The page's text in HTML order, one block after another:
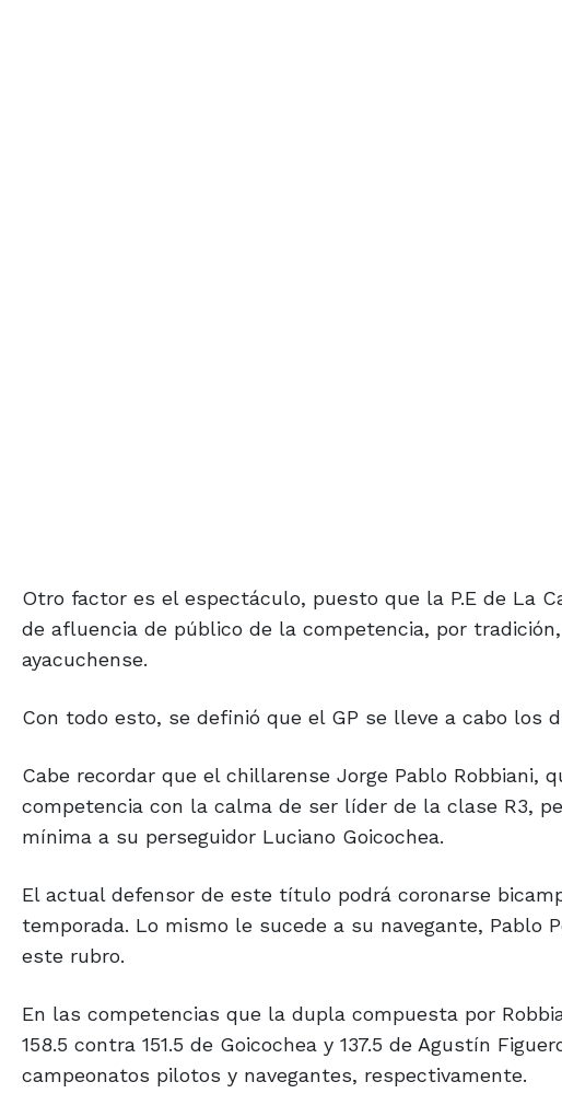
Otro factor es el espectáculo, puesto que la P.E de La
de afluencia de público de la competencia, por
ayacuchense.
Con todo esto, se definió que el GP se lleve a cabo los
Cabe recordar que el chillarense Jorge Pablo Robbiani,
competencia con la calma de ser líder de la clase R3,
mínima a su perseguidor Luciano Goicochea.
El actual defensor de este título podrá coronarse
temporada. Lo mismo le sucede a su navegante,
este rubro.
En las competencias que la dupla compuesta por
158.5 contra 151.5 de Goicochea y 137.5 de Agustín
campeonatos pilotos y navegantes, respectivamente.